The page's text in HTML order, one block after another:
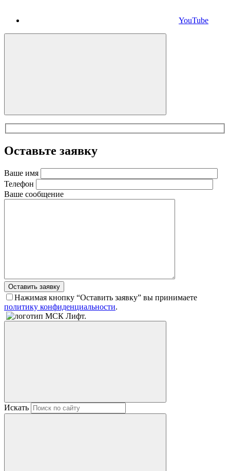
YouTube
Оставьте заявку
Ваше имя
Телефон
Ваше сообщение
Оставить заявку
Нажимая кнопку “Оставить заявку” вы принимаете
политику конфиденциальности.
Искать